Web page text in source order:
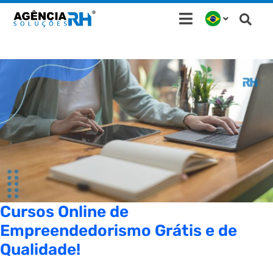
para
conteúdo
Cursos Online de
Empreendedorismo Grátis e de
Qualidade!